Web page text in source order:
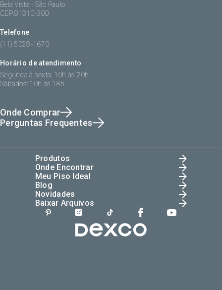
Bela Vista - São Paulo
CEP:01310-300
Telefone
(11) 5028-1670
Horário de atendimento
Segunda à sexta: 10h às 20h
Sábados: 10h às 18h
Onde Comprar
Perguntas Frequentes
Produtos
Onde Encontrar
Meu Piso Ideal
Blog
Novidades
Baixar Arquivos